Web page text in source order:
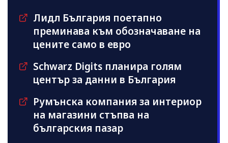
Лидл България поетапно
преминава към обозначаване на
цените само в евро
Schwarz Digits планира голям
център за данни в България
Румънска компания за интериор
на магазини стъпва на
българския пазар